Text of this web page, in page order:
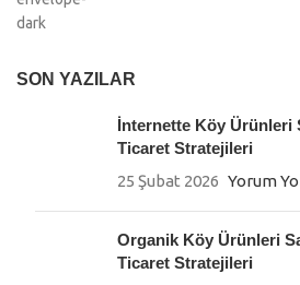
SON YAZILAR
İnternette Köy Ürünleri
Ticaret Stratejileri
25 Şubat 2026 Yorum
Organik Köy Ürünleri
Ticaret Stratejileri